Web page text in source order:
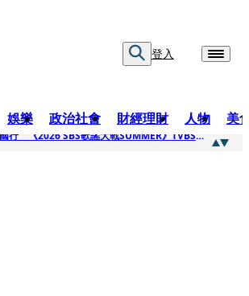
登入
娛樂 政治社會 財經理財 人物 美
邊看偶像邊拚韓國行 《2026 SBS歌謠大戰SUMMER》TVBS直播祭追星福利